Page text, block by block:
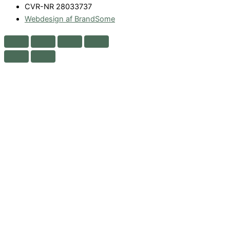
CVR-NR 28033737
Webdesign af BrandSome